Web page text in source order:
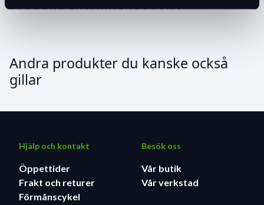
Produktrekommendationer
Andra produkter du kanske också
gillar
Hjälp och kontakt
Öppettider
Frakt och returer
Förmånscykel
Besök oss
Vår butik
Vår verkstad